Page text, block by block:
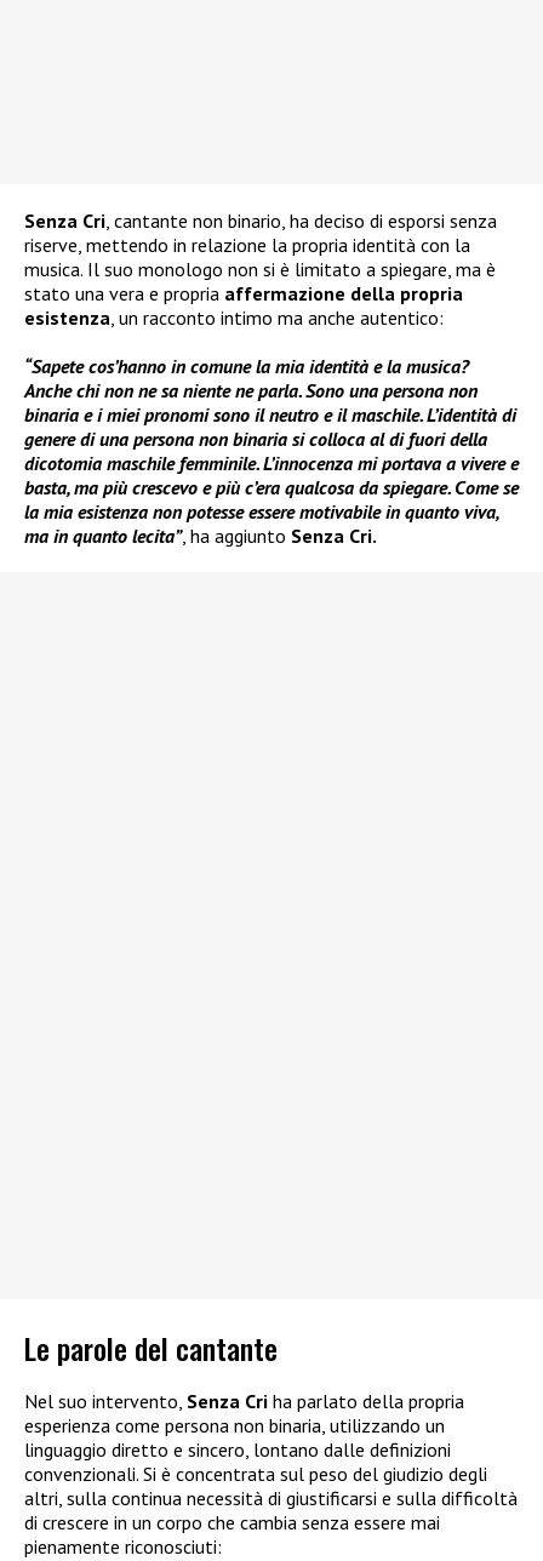
Senza Cri, cantante non binario, ha deciso di esporsi senza
riserve, mettendo in relazione la propria identità con la
musica. Il suo monologo non si è limitato a spiegare, ma è
stato una vera e propria affermazione della propria
esistenza, un racconto intimo ma anche autentico:
“Sapete cos’hanno in comune la mia identità e la musica?
Anche chi non ne sa niente ne parla. Sono una persona non
binaria e i miei pronomi sono il neutro e il maschile. L’identità di
genere di una persona non binaria si colloca al di fuori della
dicotomia maschile femminile. L’innocenza mi portava a vivere e
basta, ma più crescevo e più c’era qualcosa da spiegare. Come se
la mia esistenza non potesse essere motivabile in quanto viva,
ma in quanto lecita”, ha aggiunto Senza Cri.
Le parole del cantante
Nel suo intervento, Senza Cri ha parlato della propria
esperienza come persona non binaria, utilizzando un
linguaggio diretto e sincero, lontano dalle definizioni
convenzionali. Si è concentrata sul peso del giudizio degli
altri, sulla continua necessità di giustificarsi e sulla difficoltà
di crescere in un corpo che cambia senza essere mai
pienamente riconosciuti: